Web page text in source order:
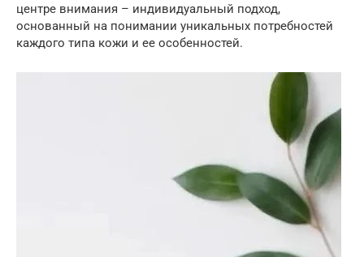
центре внимания – индивидуальный подход,
основанный на понимании уникальных потребностей
каждого типа кожи и ее особенностей.